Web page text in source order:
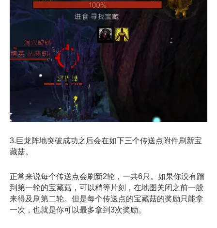
3.巨龙阵地突破成功之后会在如下三个传送点附件刷新宝
藏菇。
正常来说每个传送点会刷新2轮，一共6只。如果你没有蹭
到第一轮的宝藏菇，可以稍等片刻，在地图关闭之前一般
来得及刷第二轮。但是每个传送点的宝藏菇的奖励只能拿
一次，也就是你可以最多拿到3次奖励。